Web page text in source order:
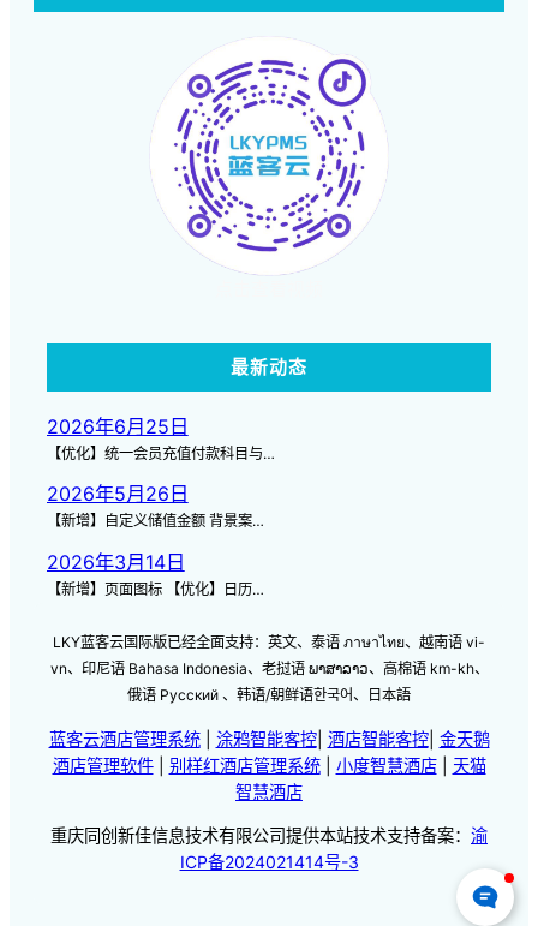
最新动态
2026年6月25日
【优化】统一会员充值付款科目与…
2026年5月26日
【新增】自定义储值金额 背景案…
2026年3月14日
【新增】页面图标 【优化】日历…
LKY蓝客云国际版已经全面支持：英文、泰语 ภาษาไทย、越南语 vi-
vn、印尼语 Bahasa Indonesia、老挝语 ພາສາລາວ、高棉语 km-kh、
俄语 Русский 、韩语/朝鲜语한국어、日本語
蓝客云酒店管理系统| 涂鸦智能客控| 酒店智能客控| 金天鹅
酒店管理软件| 别样红酒店管理系统| 小度智慧酒店| 天猫
智慧酒店
重庆同创新佳信息技术有限公司提供本站技术支持备案： 渝
ICP备2024021414号-3